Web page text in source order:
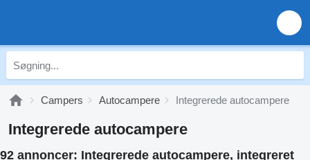
Campers Autocampere Integrerede autocampere
Integrerede autocampere
92 annoncer: Integrerede autocampere, integreret